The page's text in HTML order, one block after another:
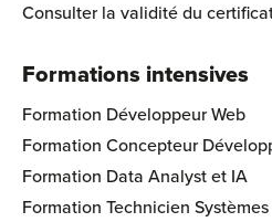
Consulter la validité du
Formations intensives
Formation Développeur Web
Formation Concepteur
Formation Data Analyst et IA
Formation Technicien